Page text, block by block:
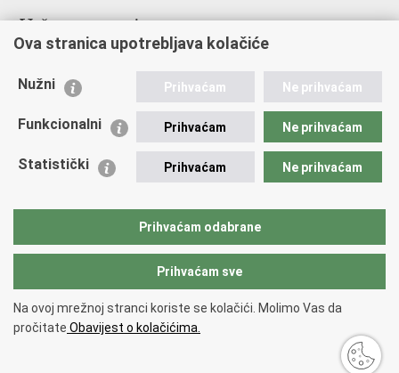
Važne poveznice
Ministarstvo unutarnjih poslova
Udruge
Policijska akademija
Zaklada policijske solidarnosti
Vučetić"
Copyright © 2026 Policijska uprava brodsko-posavska.
korištenja.Izjava o pristupačnosti.
Ova stranica upotrebljava kolačiće
Nužni Prihvaćam Ne prihvaćam
Funkcionalni Prihvaćam Ne prihvaćam
Statistički Prihvaćam Ne prihvaćam
Prihvaćam odabrane
Prihvaćam sve
Na ovoj mrežnoj stranci koriste se kolačići. Molimo Vas da
pročitate Obavijest o kolačićima.